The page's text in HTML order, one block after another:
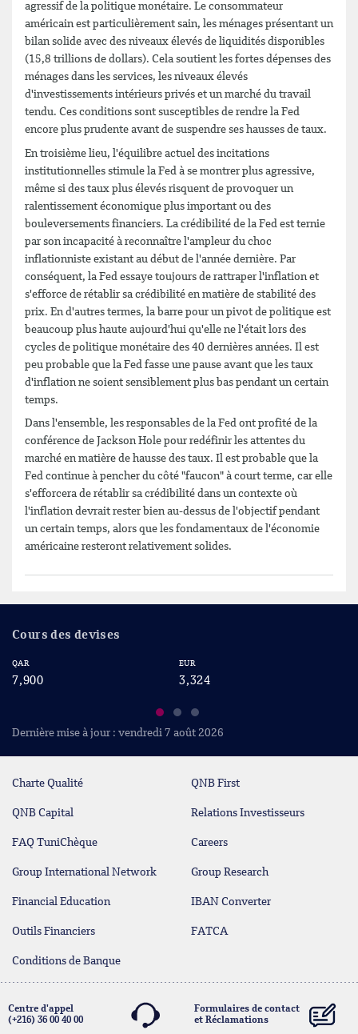
agressif de la politique monétaire. Le consommateur
américain est particulièrement sain, les ménages présentant un
bilan solide avec des niveaux élevés de liquidités disponibles
(15,8 trillions de dollars). Cela soutient les fortes dépenses des
ménages dans les services, les niveaux élevés
d'investissements intérieurs privés et un marché du travail
tendu. Ces conditions sont susceptibles de rendre la Fed
encore plus prudente avant de suspendre ses hausses de taux.
En troisième lieu, l'équilibre actuel des incitations
institutionnelles stimule la Fed à se montrer plus agressive,
même si des taux plus élevés risquent de provoquer un
ralentissement économique plus important ou des
bouleversements financiers. La crédibilité de la Fed est ternie
par son incapacité à reconnaître l'ampleur du choc
inflationniste existant au début de l'année dernière. Par
conséquent, la Fed essaye toujours de rattraper l'inflation et
s'efforce de rétablir sa crédibilité en matière de stabilité des
prix. En d'autres termes, la barre pour un pivot de politique est
beaucoup plus haute aujourd'hui qu'elle ne l'était lors des
cycles de politique monétaire des 40 dernières années. Il est
peu probable que la Fed fasse une pause avant que les taux
d'inflation ne soient sensiblement plus bas pendant un certain
temps.
Dans l'ensemble, les responsables de la Fed ont profité de la
conférence de Jackson Hole pour redéfinir les attentes du
marché en matière de hausse des taux. Il est probable que la
Fed continue à pencher du côté "faucon" à court terme, car elle
s'efforcera de rétablir sa crédibilité dans un contexte où
l'inflation devrait rester bien au-dessus de l'objectif pendant
un certain temps, alors que les fondamentaux de l'économie
américaine resteront relativement solides.
Cours des devises
QAR
7,900
EUR
3,324
Dernière mise à jour : vendredi 7 août 2026
Charte Qualité QNB First
QNB Capital Relations Investisseurs
FAQ TuniChèque Careers
Group International Network Group Research
Financial Education IBAN Converter
Outils Financiers FATCA
Conditions de Banque
Centre d'appel
(+216) 36 00 40 00
Formulaires de contact
et Réclamations